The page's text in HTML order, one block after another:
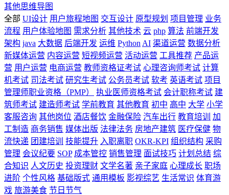
其他思维导图
全部 UI设计 用户旅程地图 交互设计 原型规划 项目管理 业务
流程 用户体验地图 需求分析 其他技术 云 php 算法 前端开发
架构 java 大数据 后端开发 运维 Python AI 渠道运营 数据分析
新媒体运营 内容运营 短视频运营 活动运营 工具推荐 产品运
营 用户运营 电商运营 教师资格证考试 心理咨询师考试 计算
机考试 司法考试 研究生考试 公务员考试 软考 英语考试 项目
管理师职业资格（PMP）
执业医师资格考试 会计职称考试 建
筑师考试 建造师考试 学前教育 其他教育 初中 高中 大学 小学
客服咨询 其他岗位 酒店餐饮 金融保险 汽车出行 教育培训
加
工制造 商务销售 媒体出版 法律法务 房地产建筑 医疗保健 物
流快递 团建培训 技能提升 入职离职 OKR-KPI 组织结构 采购
管理 会议纪要 SOP 成本管控 销售管理 面试技巧 计划总结 综
合知识 人文历史 投资理财 文学名著 亲子家庭 心理成长 职场
进阶 个性风格 基础版式 通用模板 影视综艺 生活常识 体育游
戏 旅游美食 节日节气